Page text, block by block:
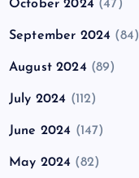
October 2024 (47)
September 2024 (84)
August 2024 (89)
July 2024 (112)
June 2024 (147)
May 2024 (82)